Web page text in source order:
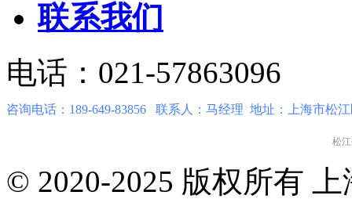
联系我们
电话：021-57863096
咨询电话：189-649-83856 联系人：马经理 地址：上海市松
© 2020-2025 版权所有